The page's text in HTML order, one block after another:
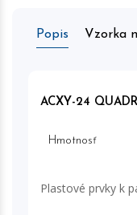
Popis Vzorka
ACXY-24
Hmotnosť
Plastové prvky k